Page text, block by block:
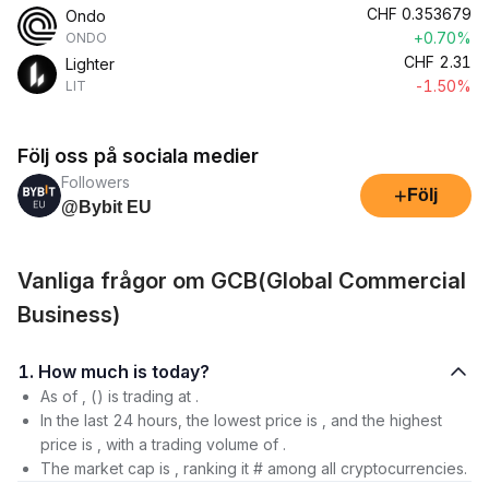
Ondo
ONDO
CHF 0.353679
+0.70%
Lighter
LIT
CHF 2.31
-1.50%
Följ oss på sociala medier
Followers
@Bybit EU
+ Följ
Vanliga frågor om GCB(Global Commercial
Business)
1. How much is today?
As of , () is trading at .
In the last 24 hours, the lowest price is , and the highest
price is , with a trading volume of .
The market cap is , ranking it # among all cryptocurrencies.